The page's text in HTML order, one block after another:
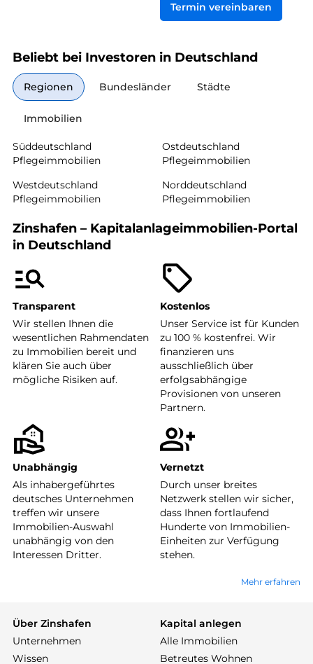
Termin vereinbaren
Beliebt bei Investoren in Deutschland
Regionen Bundesländer Städte
Immobilien
Süddeutschland
Pflegeimmobilien
Ostdeutschland
Pflegeimmobilien
Westdeutschland
Pflegeimmobilien
Norddeutschland
Pflegeimmobilien
Zinshafen – Kapitalanlageimmobilien-Portal
in Deutschland
Transparent
Wir stellen Ihnen die
wesentlichen Rahmendaten
zu Immobilien bereit und
klären Sie auch über
mögliche Risiken auf.
Kostenlos
Unser Service ist für Kunden
zu 100 % kostenfrei. Wir
finanzieren uns
ausschließlich über
erfolgsabhängige
Provisionen von unseren
Partnern.
Unabhängig
Als inhabergeführtes
deutsches Unternehmen
treffen wir unsere
Immobilien-Auswahl
unabhängig von den
Interessen Dritter.
Vernetzt
Durch unser breites
Netzwerk stellen wir sicher,
dass Ihnen fortlaufend
Hunderte von Immobilien-
Einheiten zur Verfügung
stehen.
Mehr erfahren
Über Zinshafen
Unternehmen
Wissen
Kapital anlegen
Alle Immobilien
Betreutes Wohnen